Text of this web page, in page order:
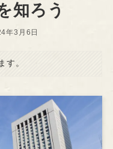
知ろう
年3月6日
す。